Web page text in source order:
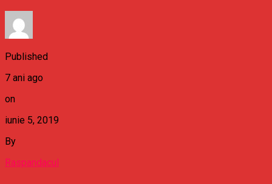
Published
7 ani ago
on
iunie 5, 2019
By
Raspandacul